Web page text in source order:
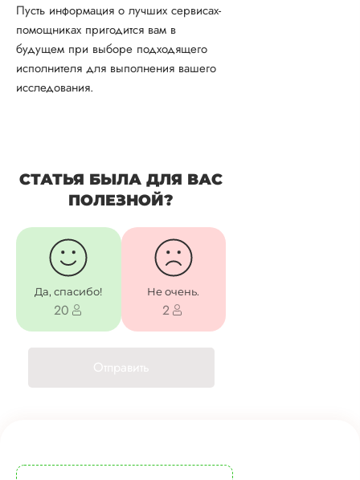
Пусть информация о лучших сервисах-
помощниках пригодится вам в
будущем при выборе подходящего
исполнителя для выполнения вашего
исследования.
СТАТЬЯ БЫЛА ДЛЯ ВАС
ПОЛЕЗНОЙ?
Да, спасибо!
20
Не очень.
2
Отправить